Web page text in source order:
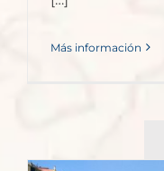
Más información